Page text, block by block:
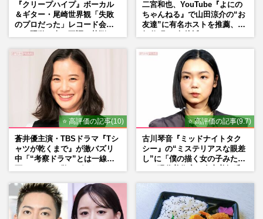
『クリープハイプ』ボーカル
＆ギター・尾崎世界観「失敗
のプロだった」レコード会社
二宮和也、YouTube『よにの
ちゃんねる』で山田涼介の“お
友達”に有名ホストを推薦、歌
⭐ 高評価の記事(10)
蒼井優主演・TBSドラマ『Tシ
ャツが乾くまで』が激バズリ
中「“考察ドラマ”とは一線を
⭐ 高評価の記事(9.7)
古川琴音『ミッドナイトタク
シー』の“ミステリアスな眼差
し”に「僕の描く女の子みた